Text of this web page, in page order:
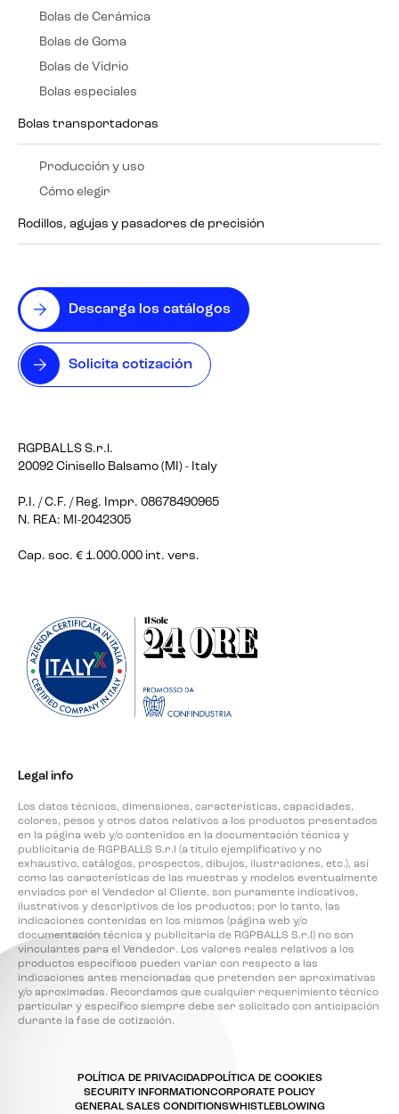
Descarga los catálogos
Solicita cotización
RGPBALLS S.r.l.
20092 Cinisello Balsamo (MI) - Italy
P.I. / C.F. / Reg. Impr. 08678490965
N. REA: MI-2042305
Cap. soc. € 1.000.000 int. vers.
Bolas de Cerámica
Bolas de Goma
Bolas de Vidrio
Bolas especiales
Bolas transportadoras
Producción y uso
Cómo elegir
Rodillos, agujas y pasadores de precisión
Legal info
Los datos técnicos, dimensiones, características, capacidades,
colores, pesos y otros datos relativos a los productos presentados
en la página web y/o contenidos en la documentación técnica y
publicitaria de RGPBALLS S.r.l (a título ejemplificativo y no
exhaustivo, catálogos, prospectos, dibujos, ilustraciones, etc.), así
como las características de las muestras y modelos eventualmente
enviados por el Vendedor al Cliente, son puramente indicativos,
ilustrativos y descriptivos de los productos; por lo tanto, las
indicaciones contenidas en los mismos (página web y/o
documentación técnica y publicitaria de RGPBALLS S.r.l) no son
vinculantes para el Vendedor. Los valores reales relativos a los
productos específicos pueden variar con respecto a las
indicaciones antes mencionadas que pretenden ser aproximativas
y/o aproximadas. Recordamos que cualquier requerimiento técnico
particular y específico siempre debe ser solicitado con anticipación
durante la fase de cotización.
POLÍTICA DE PRIVACIDADPOLÍTICA DE COOKIES
SECURITY INFORMATIONCORPORATE POLICY
GENERAL SALES CONDITIONSWHISTLEBLOWING